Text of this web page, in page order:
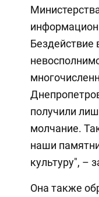
Бездействие
получили
молчание.
наши
культуру", –
Она также